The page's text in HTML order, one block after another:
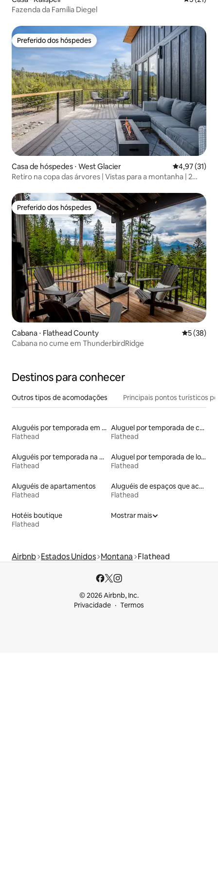
Fazenda da Família Diegel
Preferido dos hóspedes
Preferido dos hóspedes
Casa de hóspedes ⋅ West Glacier 4,97 de uma
4,97 (31)
Retiro na copa das árvores | Vistas para a montanha | 2
Preferido dos hóspedes
Preferido dos hóspedes
Cabana ⋅ Flathead County 5 de uma
5 (38)
Cabana no cume em ThunderbirdRidge
Destinos para conhecer
Outros tipos de acomodações Principais pontos turísticos
Aluguéis por temporada em acampamentos
Flathead
Aluguel por temporada de casas arredondadas
Flathead
Aluguéis por temporada na orla
Flathead
Aluguel por temporada de lofts
Flathead
Aluguéis de apartamentos
Flathead
Aluguéis de espaços que aceitam animais de estimação
Flathead
Hotéis boutique
Flathead
Mostrar mais
Airbnb Estados Unidos Montana Flathead
© 2026 Airbnb, Inc.
Privacidade
Termos